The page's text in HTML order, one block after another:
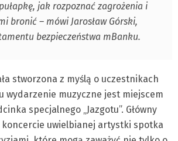
jak rozpoznać zagrożenia i
bronić – mówi Jarosław Górski,
bezpieczeństwa mBanku.
stworzona z myślą o uczestnikach
wydarzenie muzyczne jest miejscem
specjalnego „Jazgotu”. Główny
uwielbianej artystki spotka